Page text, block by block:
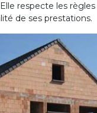
respecte les
de ses prestations.